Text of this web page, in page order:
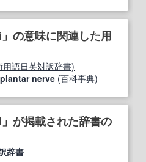
の意味に関連した用
語日英対訳辞書)
nerve (百科事典)
が掲載された辞書の
辞書